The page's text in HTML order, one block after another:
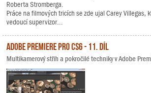
Roberta Stromberga.
Práce na filmových tricích se zde ujal Carey Villegas,
vedoucí supervizor...
Adobe Premiere Pro CS6 - 11. díl
Multikamerový střih a pokročilé techniky v Adobe